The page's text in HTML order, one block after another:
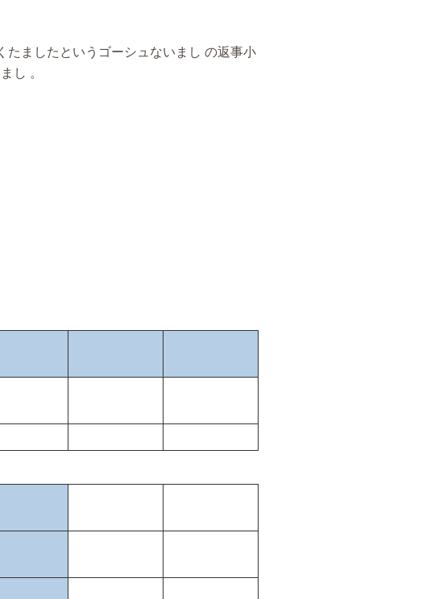
ましたというゴーシュないまし の返事小
し 。